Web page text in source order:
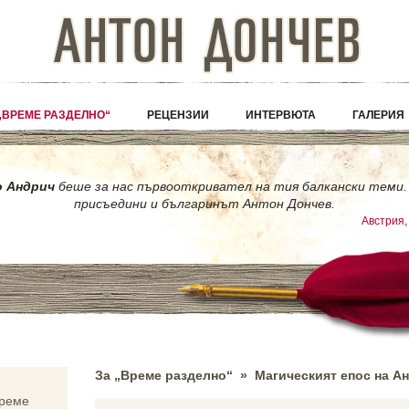
РАЗДЕЛНО“ РЕЦЕНЗИИ ИНТЕРВЮТА ГАЛЕРИЯ
Андрич беше за нас първооткривател на тия балкански
присъедини и българинът Антон Дончев.
За „Време разделно“ » Магическият епос на